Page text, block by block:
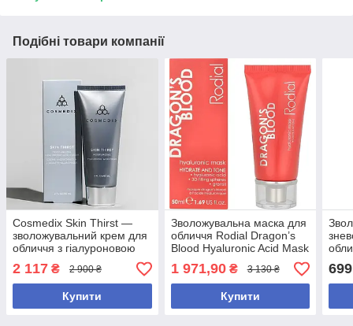
Подібні товари компанії
Cosmedix Skin Thirst —
зволожувальний крем для
обличчя з гіалуроновою
кислотою, 60 мл
2 117 ₴ 2 900 ₴
Купити
Зволожувальна маска для
обличчя Rodial Dragon’s
Blood Hyaluronic Acid Mask
з гіалуроновою кислотою
50 мл
1 971,90₴ 3 130 ₴
Купити
50
699